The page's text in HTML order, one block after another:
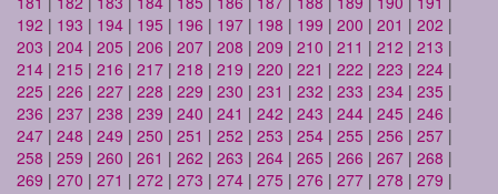
192 | 193 | 194 | 195 | 196 | 197 | 198 | 199 | 200 | 201 | 202 |
203 | 204 | 205 | 206 | 207 | 208 | 209 | 210 | 211 | 212 | 213 |
214 | 215 | 216 | 217 | 218 | 219 | 220 | 221 | 222 | 223 | 224 |
225 | 226 | 227 | 228 | 229 | 230 | 231 | 232 | 233 | 234 | 235 |
236 | 237 | 238 | 239 | 240 | 241 | 242 | 243 | 244 | 245 | 246 |
247 | 248 | 249 | 250 | 251 | 252 | 253 | 254 | 255 | 256 | 257 |
258 | 259 | 260 | 261 | 262 | 263 | 264 | 265 | 266 | 267 | 268 |
269 | 270 | 271 | 272 | 273 | 274 | 275 | 276 | 277 | 278 | 279 |